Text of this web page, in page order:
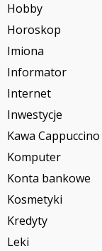
Hobby
Horoskop
Imiona
Informator
Internet
Inwestycje
Kawa Cappuccino
Komputer
Konta bankowe
Kosmetyki
Kredyty
Leki